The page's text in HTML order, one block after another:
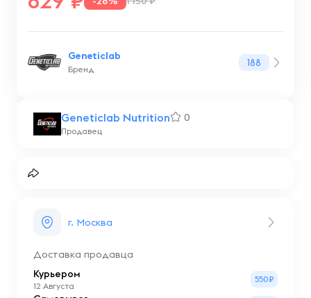
Geneticlab Nutrition 0
Продавец
Geneticlab
Бренд
188
г. Москва
Доставка продавца
Курьером
12 Августа
550₽